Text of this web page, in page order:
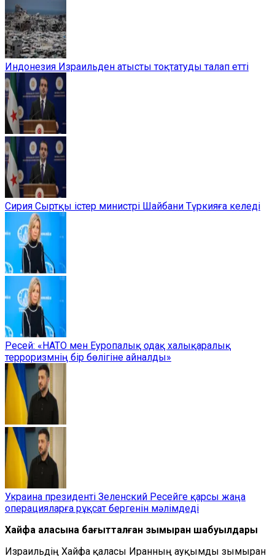
Индонезия Израильден атысты тоқтатуды талап етті
Сирия Сыртқы істер министрі Шайбани Түркияға келеді
Ресей: «НАТО мен Еуропалық одақ халықаралық
терроризмнің бір бөлігіне айналды»
Украина президенті Зеленский Ресейге қарсы жаңа
операцияларға рұқсат бергенін мәлімдеді
Хайфа қаласына бағытталған зымыран шабуылдары
Израильдің Хайфа қаласы Иранның ауқымды зымыран